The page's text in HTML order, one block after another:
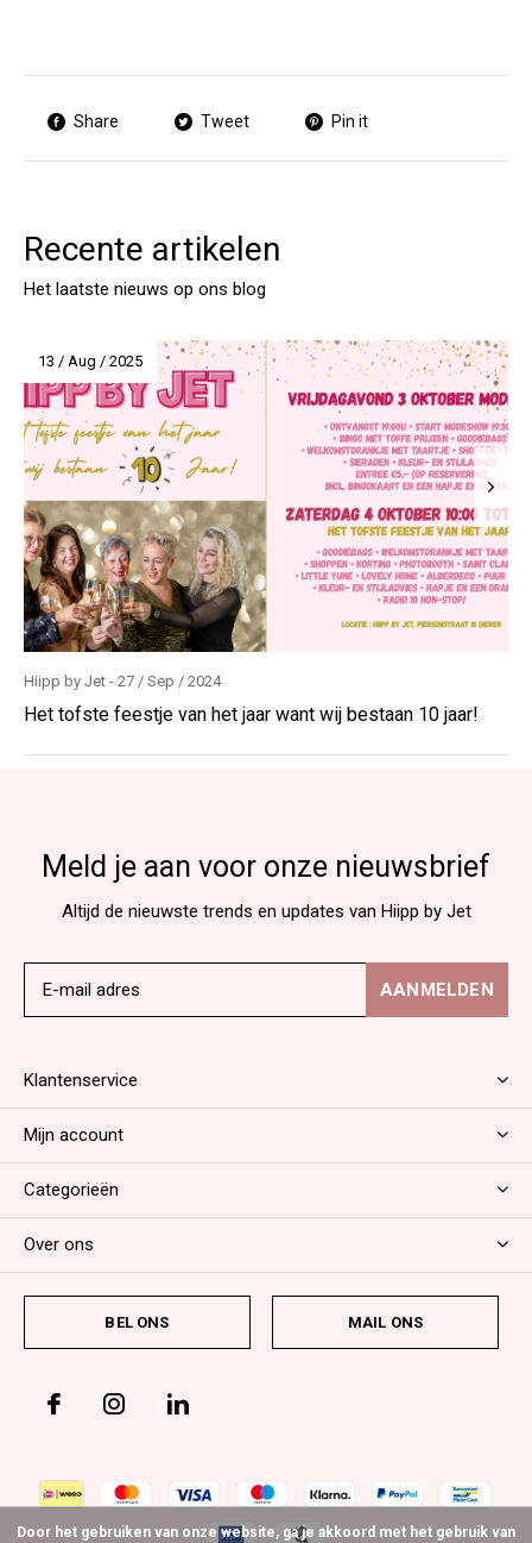
Share Tweet Pin it
Recente artikelen
Het laatste nieuws op ons blog
13 / Aug / 2025
Hiipp by Jet - 27 / Sep / 2024
Het tofste feestje van het jaar want wij bestaan 10 jaar!
Meld je aan voor onze nieuwsbrief
Altijd de nieuwste trends en updates van Hiipp by Jet
AANMELDEN
Klantenservice
Mijn account
Categorieën
Over ons
BEL ONS MAIL ONS
Door het gebruiken van onze website, ga je akkoord met het gebruik van